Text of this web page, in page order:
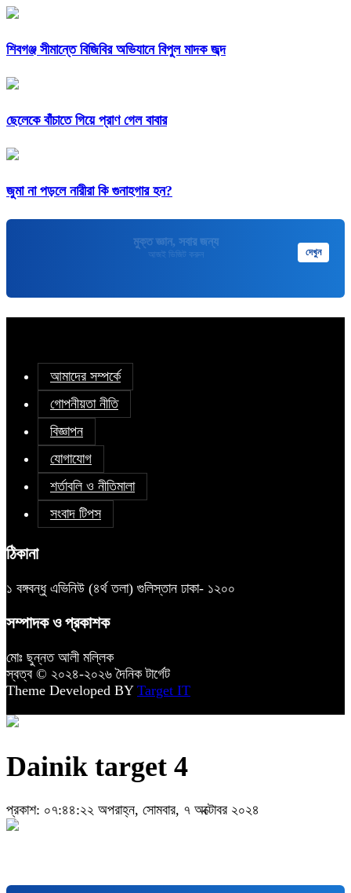
শিবগঞ্জ সীমান্তে বিজিবির অভিযানে বিপুল মাদক জব্দ
ছেলেকে বাঁচাতে গিয়ে প্রাণ গেল বাবার
জুমা না পড়লে নারীরা কি গুনাহগার হন?
মুক্তপিডিয়া
বাংলা ভাষার মুক্ত বিশ্বকোষ
দেখুন
আমাদের সম্পর্কে
গোপনীয়তা নীতি
বিজ্ঞাপন
যোগাযোগ
শর্তাবলি ও নীতিমালা
সংবাদ টিপস
ঠিকানা
১ বঙ্গবন্ধু এভিনিউ (৪র্থ তলা) গুলিস্তান ঢাকা- ১২০০
সম্পাদক ও প্রকাশক
মোঃ ছুন্নত আলী মল্লিক
স্বত্ব © ২০২৪-২০২৬ দৈনিক টার্গেট
Theme Developed BY Target IT
Dainik target 4
প্রকাশ: ০৭:৪৪:২২ অপরাহ্ন, সোমবার, ৭ অক্টোবর ২০২৪